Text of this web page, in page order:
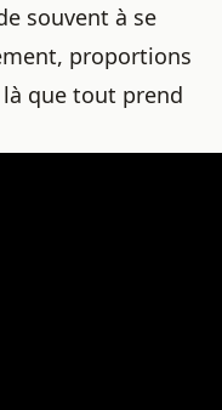
souvent à se
proportions
là que tout prend